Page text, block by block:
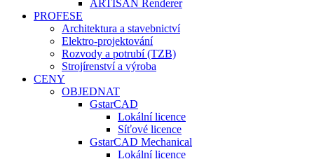
ARTISAN Renderer
PROFESE
Architektura a stavebnictví
Elektro-projektování
Rozvody a potrubí (TZB)
Strojírenství a výroba
CENY
OBJEDNAT
GstarCAD
Lokální licence
Síťové licence
GstarCAD Mechanical
Lokální licence